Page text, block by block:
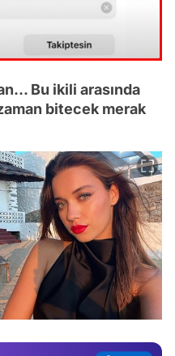
Bu ikili arasında
bitecek merak
Video
Test
Gündem